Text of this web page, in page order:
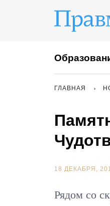
ГЛАВНАЯ
18 ДЕКАБРЯ,
Рядом со